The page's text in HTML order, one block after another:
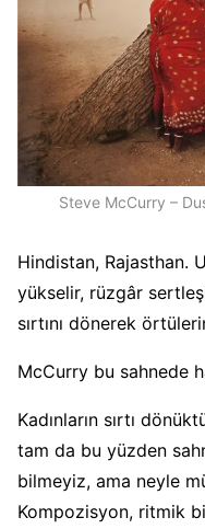
Steve McCurry –
Hindistan, Rajasthan.
yükselir, rüzgâr
sırtını dönerek
McCurry bu sahnede
Kadınların sırtı
tam da bu yüzden
bilmeyiz, ama neyle
Kompozisyon, ritmik